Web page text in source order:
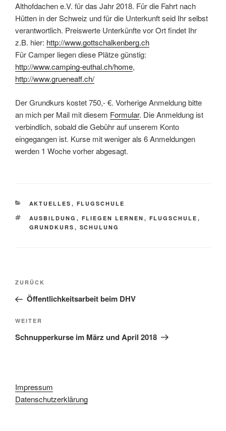
Althofdachen e.V. für das Jahr 2018. Für die Fahrt nach
Hütten in der Schweiz und für die Unterkunft seid Ihr selbst
verantwortlich. Preiswerte Unterkünfte vor Ort findet Ihr
z.B. hier: http://www.gottschalkenberg.ch
Für Camper liegen diese Plätze günstig:
http://www.camping-euthal.ch/home,
http://www.grueneaff.ch/
Der Grundkurs kostet 750,- €. Vorherige Anmeldung bitte
an mich per Mail mit diesem Formular. Die Anmeldung ist
verbindlich, sobald die Gebühr auf unserem Konto
eingegangen ist. Kurse mit weniger als 6 Anmeldungen
werden 1 Woche vorher abgesagt.
KATEGORIEN
AKTUELLES , FLUGSCHULE
SCHLAGWÖRTER
AUSBILDUNG , FLIEGEN LERNEN , FLUGSCHULE ,
GRUNDKURS , SCHULUNG
Beitragsnavigation
Vorheriger
Beitrag
ZURÜCK
Öffentlichkeitsarbeit beim DHV
Nächster
Beitrag
WEITER
Schnupperkurse im März und April 2018
Impressum
Datenschutzerklärung